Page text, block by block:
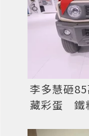
李多慧砸
藏彩蛋 鐵